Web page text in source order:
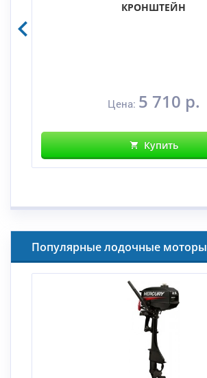
КРОНШТЕЙН
Цена: 5 710 р.
Купить
Популярные лодочные моторы